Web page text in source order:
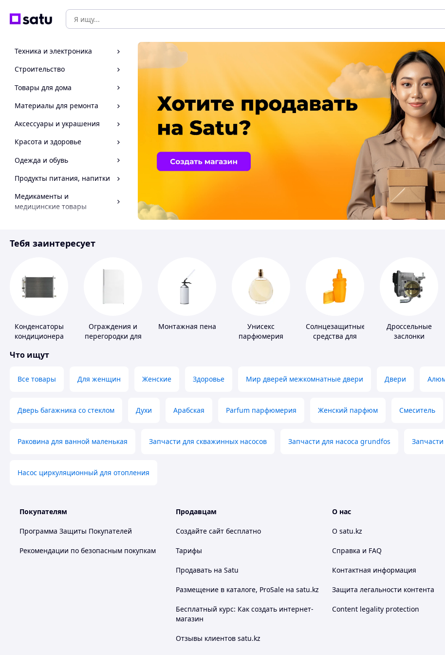
Техника и электроника
Строительство
Товары для дома
Материалы для ремонта
Аксессуары и украшения
Красота и здоровье
Одежда и обувь
Продукты питания, напитки
Медикаменты и
медицинские товары
Инструмент
Тебя заинтересует
Конденсаторы
кондиционера
Ограждения и
перегородки для
Монтажная пена
Унисекс
парфюмерия
Солнцезащитные
средства для
Дроссельные
заслонки
Что ищут
Все товары Для женщин Женские Здоровье Мир дверей межкомнатные двери Двери
Дверь багажника со стеклом Духи Арабская Parfum парфюмерия Женский парфюм Смеситель
Раковина для ванной маленькая Запчасти для скважинных насосов Запчасти для насоса grundfos
Насос циркуляционный для отопления
Покупателям
Программа Защиты Покупателей
Рекомендации по безопасным покупкам
Продавцам
Создайте сайт бесплатно
Тарифы
Продавать на Satu
Размещение в каталоге, ProSale на satu.kz
Бесплатный курс: Как создать интернет-
магазин
Отзывы клиентов satu.kz
О нас
О satu.kz
Справка и FAQ
Контактная информация
Защита легальности контента
Content legality protection